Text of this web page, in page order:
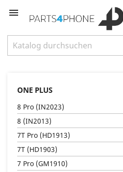

ONE PLUS
8 Pro (IN2023)
8 (IN2013)
7T Pro (HD1913)
7T (HD1903)
7 Pro (GM1910)